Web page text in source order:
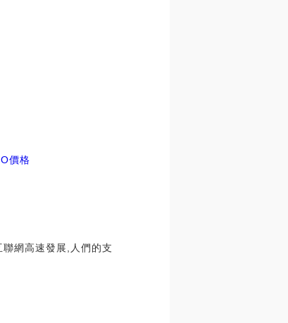
價格
網高速發展,人們的支